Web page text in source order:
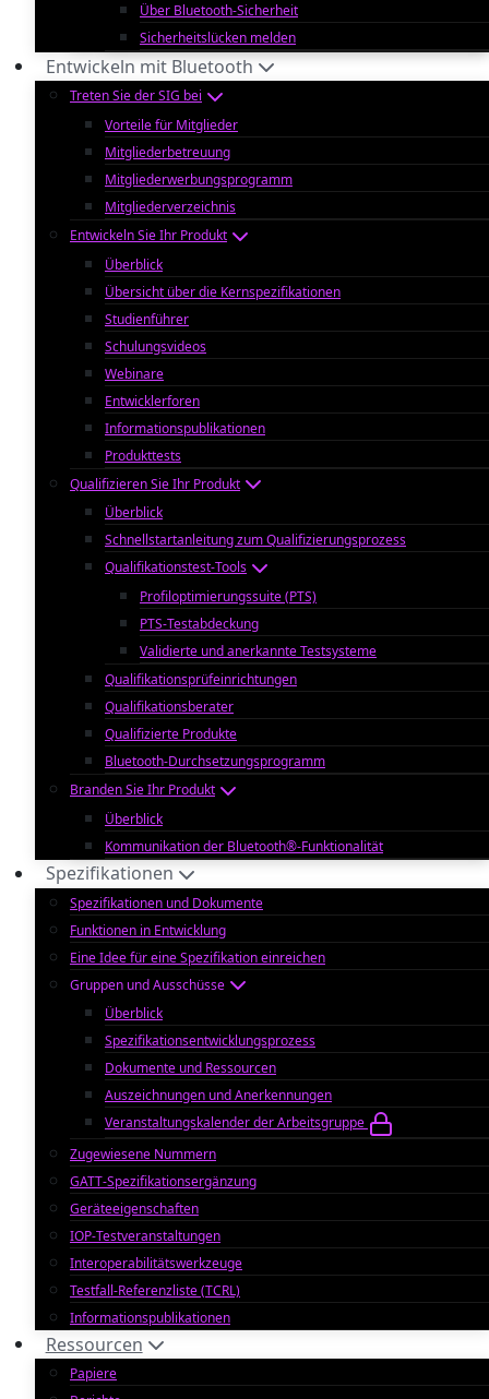
Über Bluetooth-Sicherheit
Sicherheitslücken melden
Entwickeln mit Bluetooth
Treten Sie der SIG bei
Vorteile für Mitglieder
Mitgliederbetreuung
Mitgliederwerbungsprogramm
Mitgliederverzeichnis
Entwickeln Sie Ihr Produkt
Überblick
Übersicht über die Kernspezifikationen
Studienführer
Schulungsvideos
Webinare
Entwicklerforen
Informationspublikationen
Produkttests
Qualifizieren Sie Ihr Produkt
Überblick
Schnellstartanleitung zum Qualifizierungsprozess
Qualifikationstest-Tools
Profiloptimierungssuite (PTS)
PTS-Testabdeckung
Validierte und anerkannte Testsysteme
Qualifikationsprüfeinrichtungen
Qualifikationsberater
Qualifizierte Produkte
Bluetooth-Durchsetzungsprogramm
Branden Sie Ihr Produkt
Überblick
Kommunikation der Bluetooth®-Funktionalität
Spezifikationen
Spezifikationen und Dokumente
Funktionen in Entwicklung
Eine Idee für eine Spezifikation einreichen
Gruppen und Ausschüsse
Überblick
Spezifikationsentwicklungsprozess
Dokumente und Ressourcen
Auszeichnungen und Anerkennungen
Veranstaltungskalender der Arbeitsgruppe
Zugewiesene Nummern
GATT-Spezifikationsergänzung
Geräteeigenschaften
IOP-Testveranstaltungen
Interoperabilitätswerkzeuge
Testfall-Referenzliste (TCRL)
Informationspublikationen
Ressourcen
Papiere